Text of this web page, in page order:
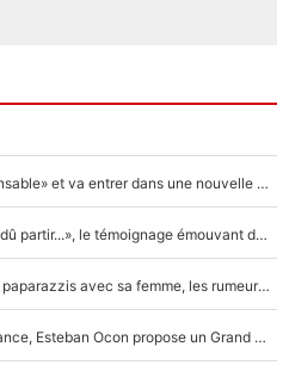
F1 - Alpine signe un accord «impensable» et va entrer dans une nouvelle dimension : Grande nouvelle pour Pierre Gasly !
F1 : « Je lui ai fait un câlin, puis j’ai dû partir...», le témoignage émouvant de Max Verstappen sur sa fille
F1 : Charles Leclerc surpris par les paparazzis avec sa femme, les rumeurs étaient vraies !
Comme pour le final du Tour de France, Esteban Ocon propose un Grand Prix de Formule 1 à Paris : «Autour de l’Arc de Triomphe, ce serait génial» !